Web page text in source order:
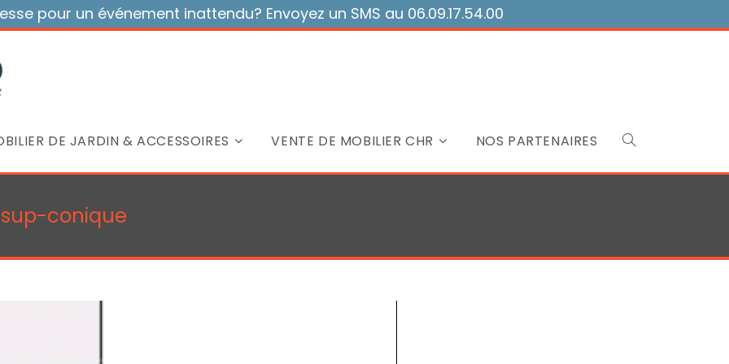
pour un événement inattendu? Envoyez un SMS au 06.09.17.54.00
DE JARDIN & ACCESSOIRES VENTE DE MOBILIER CHR NOS PARTENAIRES Toggle
search
conique